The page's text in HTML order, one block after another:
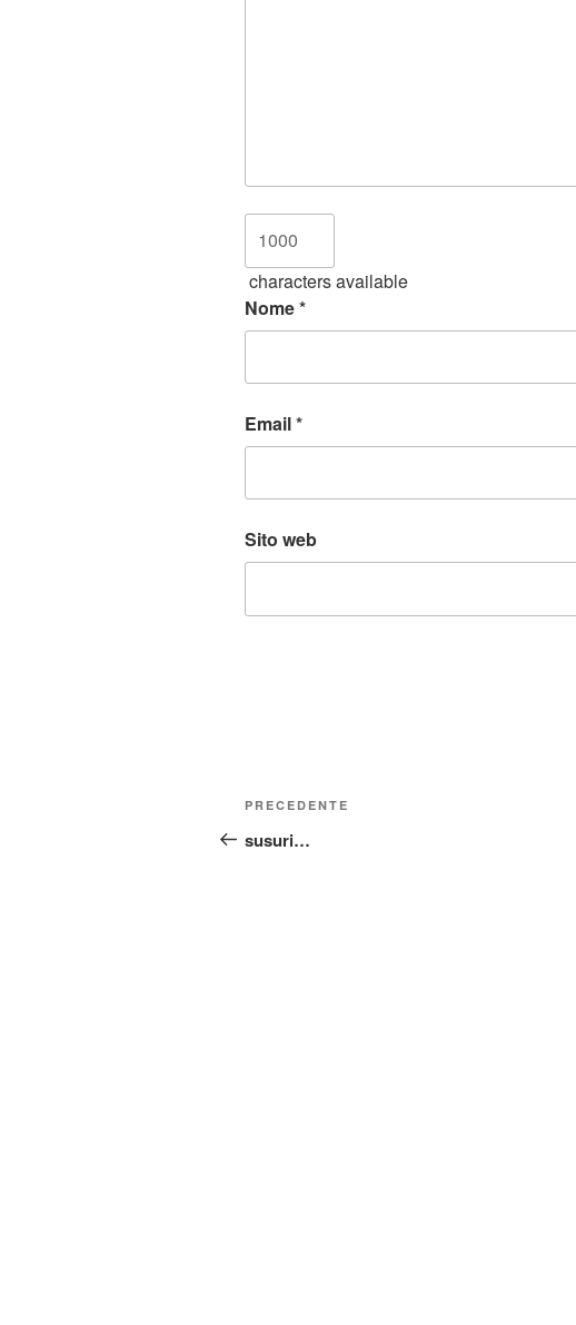
characters available
Nome*
Email*
Sito web
Navigazione
articoli
Articolo
precedente:
PRECEDENTE
susuri…